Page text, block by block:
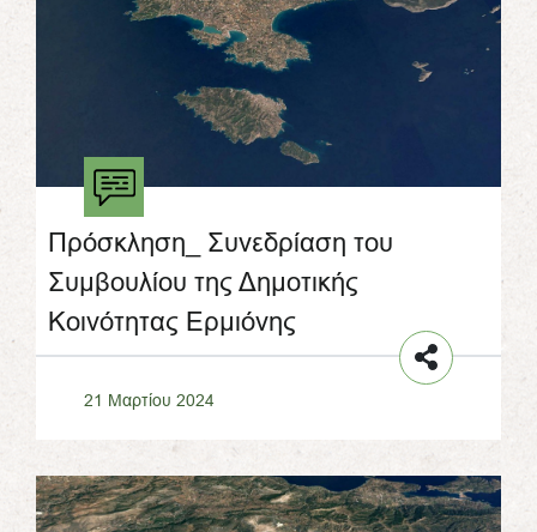
Πρόσκληση_ Συνεδρίαση του
Συμβουλίου της Δημοτικής
Κοινότητας Ερμιόνης
21 Μαρτίου 2024